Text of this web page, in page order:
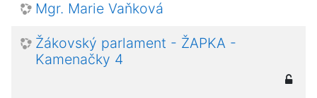
Mgr. Marie Vaňková
Žákovský parlament - ŽAPKA -
Kamenačky 4